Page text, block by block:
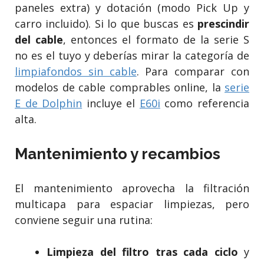
paneles extra) y dotación (modo Pick Up y
carro incluido). Si lo que buscas es prescindir
del cable, entonces el formato de la serie S
no es el tuyo y deberías mirar la categoría de
limpiafondos sin cable. Para comparar con
modelos de cable comprables online, la serie
E de Dolphin incluye el E60i como referencia
alta.
Mantenimiento y recambios
El mantenimiento aprovecha la filtración
multicapa para espaciar limpiezas, pero
conviene seguir una rutina:
Limpieza del filtro tras cada ciclo y